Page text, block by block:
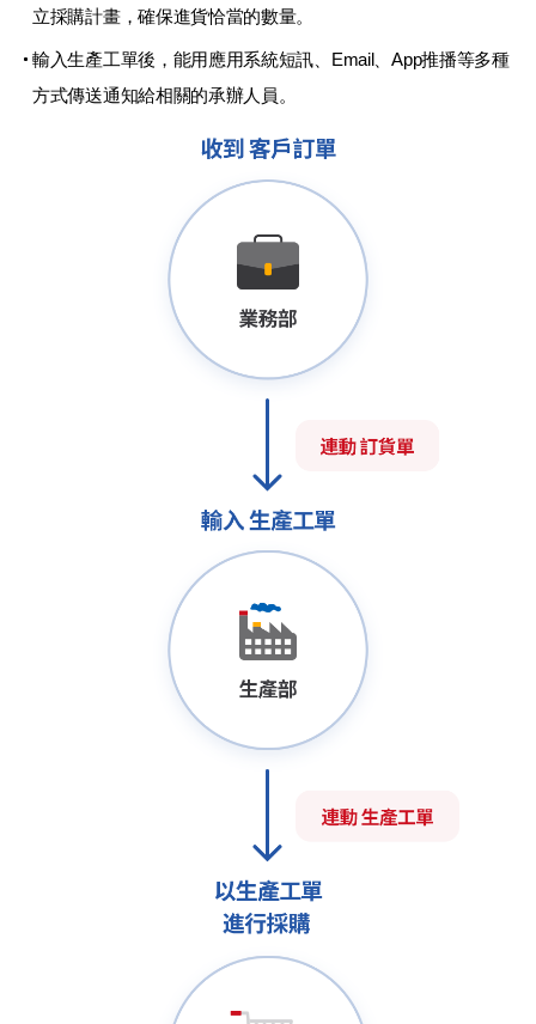
立採購計畫，確保進貨恰當的數量。
輸入生產工單後，能用應用系統短訊、Email、App推播等多種
方式傳送通知給相關的承辦人員。